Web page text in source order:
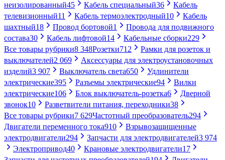
неизолированный45 Кабель специальный36
Кабель
телевизионный11 Кабель термоэлектродный10
Кабель
шахтный18 Провод бортовой1
Провода для подвижного
состава30 Кабель лифтовой14 Кабельные сборки229
Все товары рубрики8 348Розетки712
Рамки для розеток и
выключателей2 069
Аксессуары для электроустановочных
изделий3 907 Выключатель света650
Удлинители
электрические395 Разъемы электрические94
Вилки
электрические106 Блок выключатель-розетка6
Дверной
звонок10 Разветвители питания, переходники38
Все товары рубрики7 629Частотный преобразователь294
Двигатели переменного тока910
Взрывозащищенные
электродвигатели294 Запчасти для электродвигателей3 974
Электропривод40 Крановые электродвигатели17